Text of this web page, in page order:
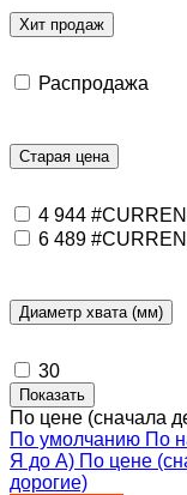
Хит продаж
Распродажа
Старая цена
4 944
6 489
Диаметр хвата (мм)
30
Показать
По цене (сначала
По умолчанию По
Я до А) По цене
дорогие)